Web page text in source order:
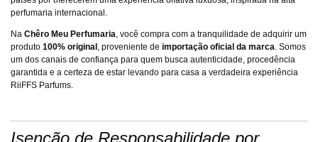
perfumaria internacional.
Na Chêro Meu Perfumaria, você compra com a tranquilidade de adquirir um
produto 100% original , proveniente de importação oficial da marca. Somos
um dos canais de confiança para quem busca autenticidade, procedência
garantida e a certeza de estar levando para casa a verdadeira experiência
RiiFFS Parfums.
Isenção de Responsabilidade por